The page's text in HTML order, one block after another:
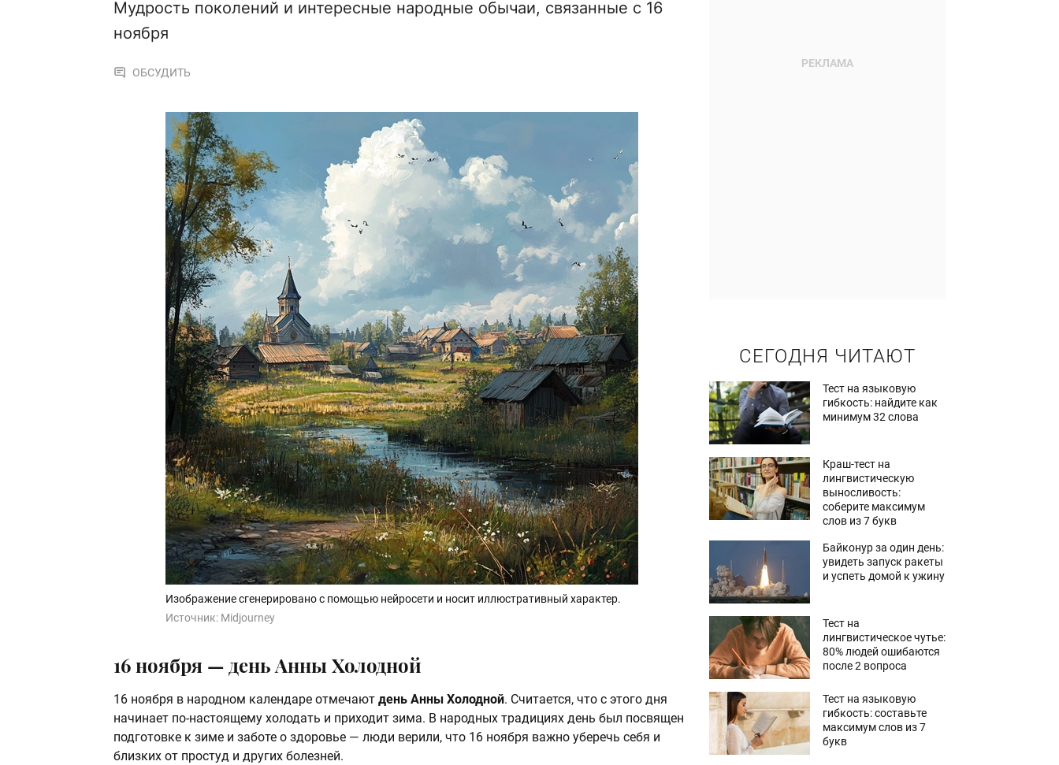
Мудрость поколений и интересные народные обычаи, связанные с 16
ноября
ОБСУДИТЬ
Изображение сгенерировано с помощью нейросети и носит иллюстративный характер.
Источник: Midjourney
16 ноября — день Анны Холодной
16 ноября в народном календаре отмечают день Анны Холодной. Считается, что с этого дня
начинает по-настоящему холодать и приходит зима. В народных традициях день был посвящен
подготовке к зиме и заботе о здоровье — люди верили, что 16 ноября важно уберечь себя и
близких от простуд и других болезней.
СЕГОДНЯ ЧИТАЮТ
Тест на языковую
гибкость: найдите как
минимум 32 слова
Краш-тест на
лингвистическую
выносливость:
соберите максимум
слов из 7 букв
Байконур за один день:
увидеть запуск ракеты
и успеть домой к ужину
Тест на
лингвистическое чутье:
80% людей ошибаются
после 2 вопроса
Тест на языковую
гибкость: составьте
максимум слов из 7
букв